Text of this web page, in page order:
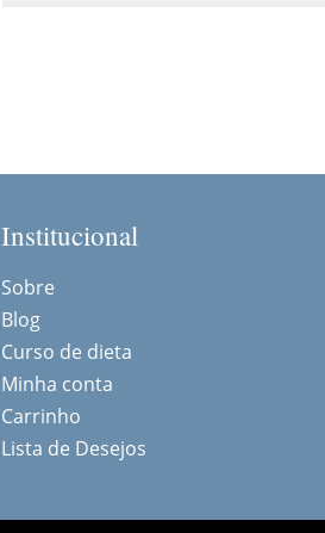
Institucional
Sobre
Blog
Curso de dieta
Minha conta
Carrinho
Lista de Desejos